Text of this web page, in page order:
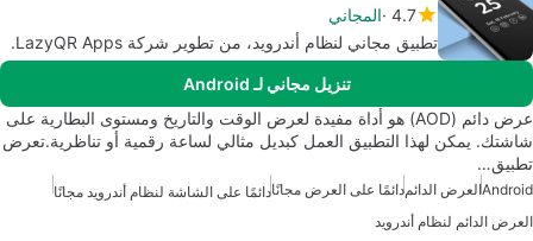
4.7 المجاني
تطبيق مجاني لنظام أندرويد، من تطوير شركة LazyQR Apps.
تنزيل مجاني لـ Android
عرض دائم (AOD) هو أداة مفيدة لعرض الوقت والتاريخ ومستوى البطارية على
شاشتك. يمكن لهذا التطبيق العمل كبديل مثالي لساعة رقمية أو تناظرية.تعرض
تطبيق…
Androidالعرض الدائمدائمًا على العرض مجانًادائمًا على الشاشة لنظام أندرويد مجانًا
العرض الدائم لنظام أندرويد